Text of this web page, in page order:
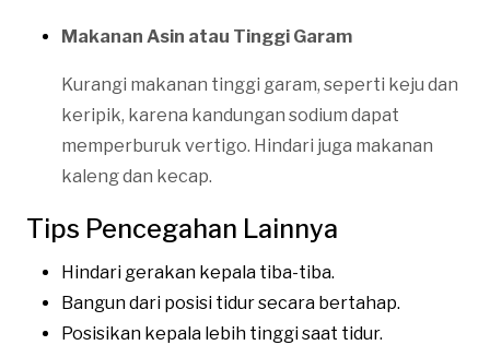
Makanan Asin atau Tinggi Garam
Kurangi makanan tinggi garam, seperti keju dan
keripik, karena kandungan sodium dapat
memperburuk vertigo. Hindari juga makanan
kaleng dan kecap.
Tips Pencegahan Lainnya
Hindari gerakan kepala tiba-tiba.
Bangun dari posisi tidur secara bertahap.
Posisikan kepala lebih tinggi saat tidur.